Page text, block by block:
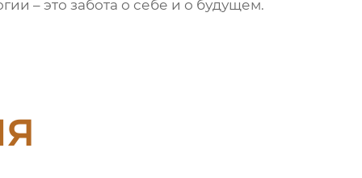
– это забота о себе и о будущем.